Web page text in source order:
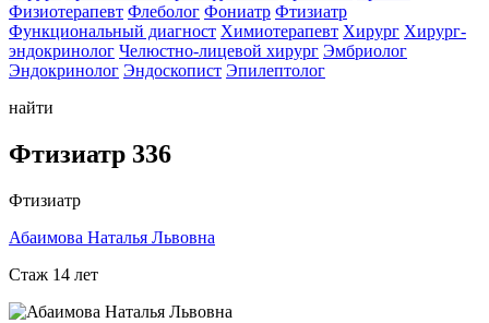
Физиотерапевт Флеболог Фониатр Фтизиатр
Функциональный диагност Химиотерапевт Хирург Хирург-
эндокринолог Челюстно-лицевой хирург Эмбриолог
Эндокринолог Эндоскопист Эпилептолог
найти
Фтизиатр 336
Фтизиатр
Абаимова Наталья Львовна
Стаж 14 лет